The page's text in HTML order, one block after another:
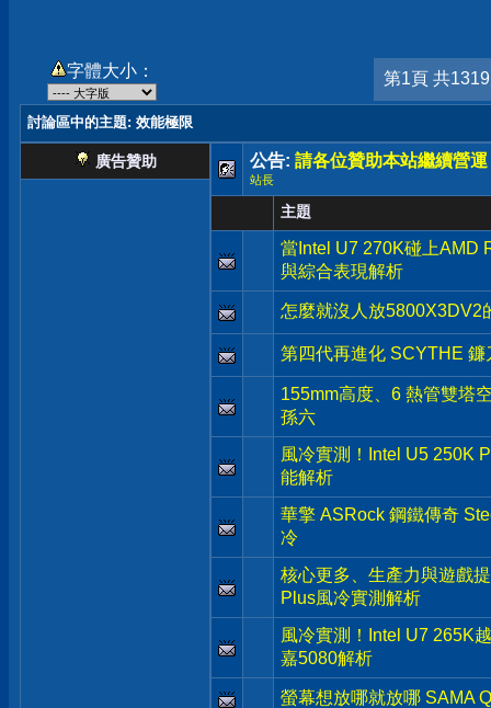
字體大小： 第1頁 共
討論區中的主題: 效能極限
廣告贊助 公告: 請各位贊助本站繼續營運
站長
主題
當Intel U7 270K碰上AMD
與綜合表現解析
怎麼就沒人放5800X3DV2
第四代再進化 SCYTHE
155mm高度、6 熱管雙塔
孫六
風冷實測！Intel U5 250K
能解析
華擎 ASRock 鋼鐵傳奇
冷
核心更多、生產力與遊戲
Plus風冷實測解析
風冷實測！Intel U7 265K
嘉5080解析
螢幕想放哪就放哪 SAMA